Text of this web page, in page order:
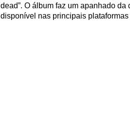
dead”. O álbum faz um apanhado
disponível nas principais